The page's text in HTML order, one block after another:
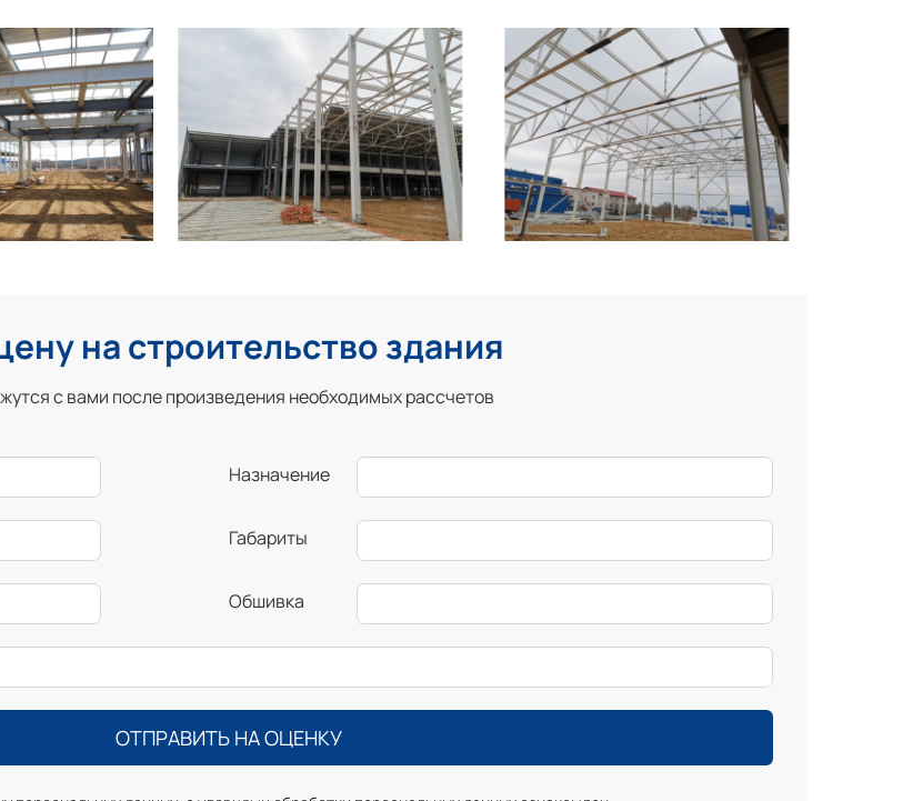
на строительство здания
с вами после произведения необходимых рассчетов
Назначение
Габариты
Обшивка